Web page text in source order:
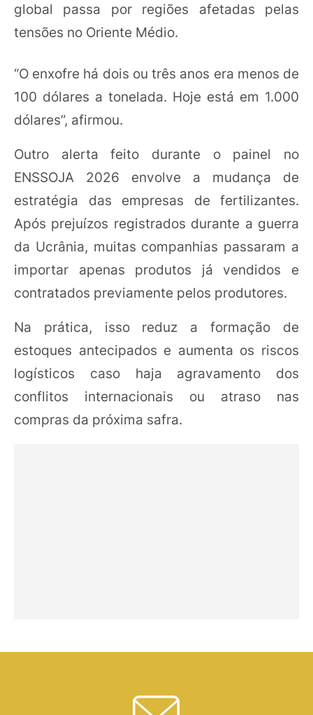
global passa por regiões afetadas pelas
tensões no Oriente Médio.
“O enxofre há dois ou três anos era menos de
100 dólares a tonelada. Hoje está em 1.000
dólares”, afirmou.
Outro alerta feito durante o painel no
ENSSOJA 2026 envolve a mudança de
estratégia das empresas de fertilizantes.
Após prejuízos registrados durante a guerra
da Ucrânia, muitas companhias passaram a
importar apenas produtos já vendidos e
contratados previamente pelos produtores.
Na prática, isso reduz a formação de
estoques antecipados e aumenta os riscos
logísticos caso haja agravamento dos
conflitos internacionais ou atraso nas
compras da próxima safra.